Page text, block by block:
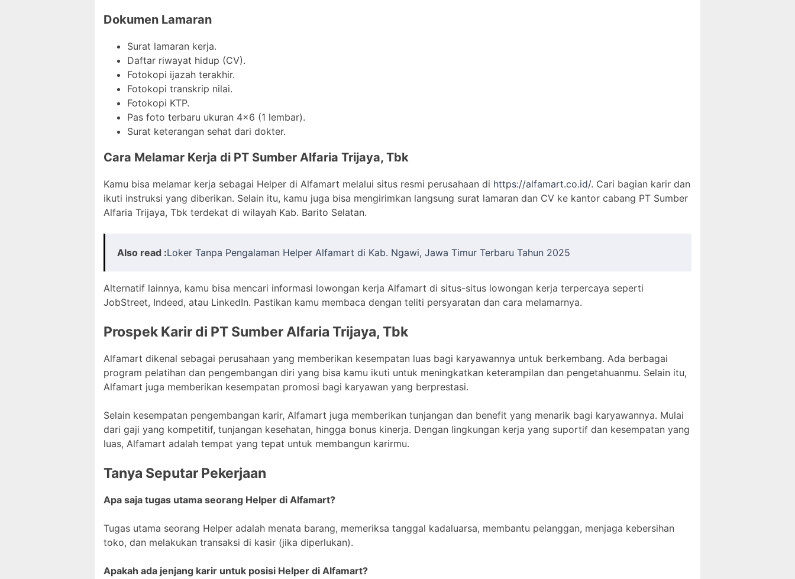
Dokumen Lamaran
Surat lamaran kerja.
Daftar riwayat hidup (CV).
Fotokopi ijazah terakhir.
Fotokopi transkrip nilai.
Fotokopi KTP.
Pas foto terbaru ukuran 4×6 (1 lembar).
Surat keterangan sehat dari dokter.
Cara Melamar Kerja di PT Sumber Alfaria Trijaya, Tbk
Kamu bisa melamar kerja sebagai Helper di Alfamart melalui situs resmi perusahaan di https://alfamart.co.id/. Cari bagian karir dan
ikuti instruksi yang diberikan. Selain itu, kamu juga bisa mengirimkan langsung surat lamaran dan CV ke kantor cabang PT Sumber
Alfaria Trijaya, Tbk terdekat di wilayah Kab. Barito Selatan.
Also read :Loker Tanpa Pengalaman Helper Alfamart di Kab. Ngawi, Jawa Timur Terbaru Tahun 2025
Alternatif lainnya, kamu bisa mencari informasi lowongan kerja Alfamart di situs-situs lowongan kerja terpercaya seperti
JobStreet, Indeed, atau LinkedIn. Pastikan kamu membaca dengan teliti persyaratan dan cara melamarnya.
Prospek Karir di PT Sumber Alfaria Trijaya, Tbk
Alfamart dikenal sebagai perusahaan yang memberikan kesempatan luas bagi karyawannya untuk berkembang. Ada berbagai
program pelatihan dan pengembangan diri yang bisa kamu ikuti untuk meningkatkan keterampilan dan pengetahuanmu. Selain itu,
Alfamart juga memberikan kesempatan promosi bagi karyawan yang berprestasi.
Selain kesempatan pengembangan karir, Alfamart juga memberikan tunjangan dan benefit yang menarik bagi karyawannya. Mulai
dari gaji yang kompetitif, tunjangan kesehatan, hingga bonus kinerja. Dengan lingkungan kerja yang suportif dan kesempatan yang
luas, Alfamart adalah tempat yang tepat untuk membangun karirmu.
Tanya Seputar Pekerjaan
Apa saja tugas utama seorang Helper di Alfamart?
Tugas utama seorang Helper adalah menata barang, memeriksa tanggal kadaluarsa, membantu pelanggan, menjaga kebersihan
toko, dan melakukan transaksi di kasir (jika diperlukan).
Apakah ada jenjang karir untuk posisi Helper di Alfamart?